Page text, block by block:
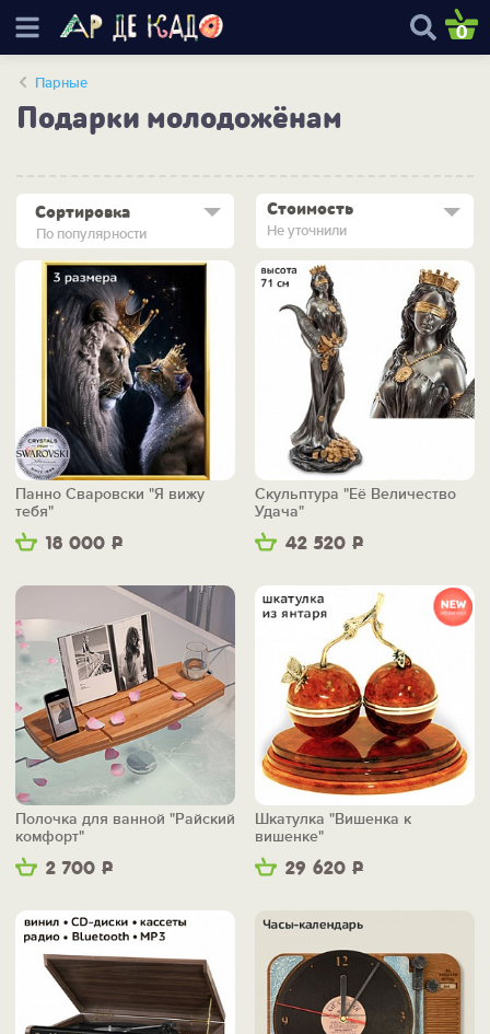
0
Парные
Подарки молодожёнам
По популярности
Сортировка Стоимость
Не уточнили
18 000 Р
Панно Сваровски "Я вижу
тебя"
42 520 Р
Скульптура "Её Величество
Удача"
2 700 Р
Полочка для ванной "Райский
комфорт"
29 620 Р
Шкатулка "Вишенка к
вишенке"